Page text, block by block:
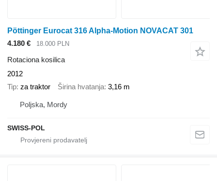
Pöttinger Eurocat 316 Alpha-Motion NOVACAT 301
4.180 €
18.000 PLN
Rotaciona kosilica
2012
Tip za traktor Širina hvatanja 3,16 m
Poljska, Mordy
SWISS-POL